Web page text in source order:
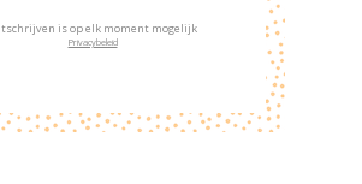
is op elk moment mogelijk
Privacybeleid